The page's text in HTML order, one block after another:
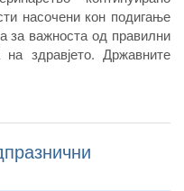
насочени кон подигање
за важноста од правилни
здравјето. Државните